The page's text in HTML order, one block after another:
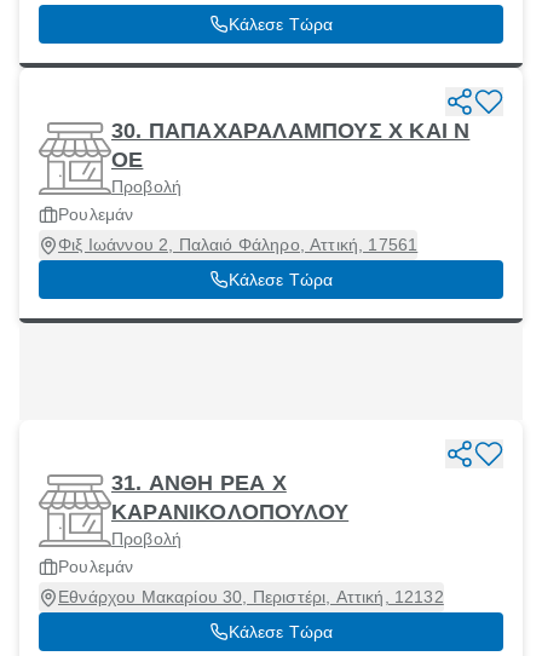
Κάλεσε Τώρα
30. ΠΑΠΑΧΑΡΑΛΑΜΠΟΥΣ Χ ΚΑΙ Ν
ΟΕ
Προβολή
Ρουλεμάν
Φιξ Ιωάννου 2, Παλαιό Φάληρο, Αττική, 17561
Κάλεσε Τώρα
31. ΑΝΘΗ ΡΕΑ Χ
ΚΑΡΑΝΙΚΟΛΟΠΟΥΛΟΥ
Προβολή
Ρουλεμάν
Εθνάρχου Μακαρίου 30, Περιστέρι, Αττική, 12132
Κάλεσε Τώρα